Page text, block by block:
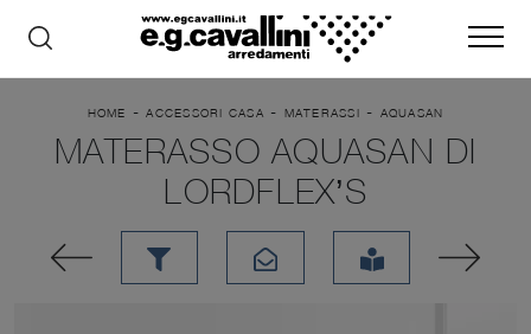
HOME -ACCESSORI CASA - MATERASSI - AQUASAN
MATERASSO AQUASAN DI
LORDFLEX’S